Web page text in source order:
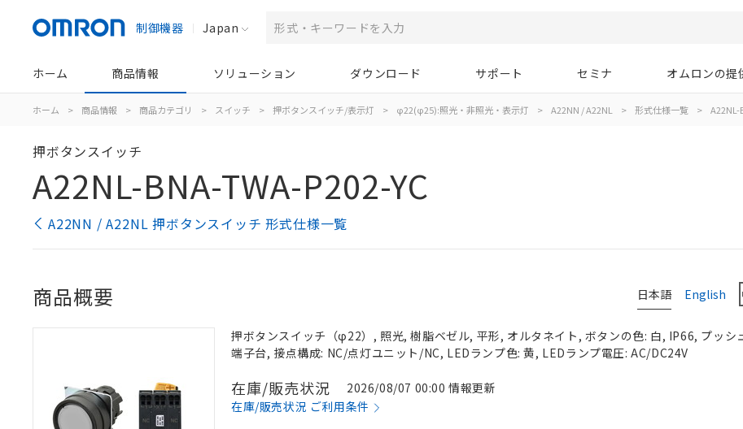
制御機器 Japan
ホーム 商品情報 ソリューション ダウンロード サポート セミナ オムロンの提
ホーム > 商品情報 > 商品カテゴリ > スイッチ > 押ボタンスイッチ/表示灯 > φ22(φ25):照光・非照光・表示灯 > A22NN / A22NL > 形式仕様一覧 > A22NL-
押ボタンスイッチ
A22NL-BNA-TWA-P202-YC
A22NN / A22NL 押ボタンスイッチ 形式仕様一覧
日本語 English
商品概要
押ボタンスイッチ（φ22）, 照光, 樹脂ベゼル, 平形, オルタネイト, ボタンの色: 白, IP66, プッシ
端子台, 接点構成: NC/点灯ユニット/NC, LEDランプ色: 黄, LEDランプ電圧: AC/DC24V
在庫/販売状況
2026/08/07 00:00 情報更新
在庫/販売状況 ご利用条件